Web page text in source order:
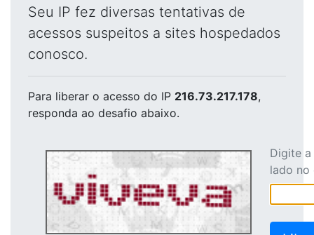
Seu IP fez diversas tentativas de
acessos suspeitos a sites hospedados
conosco.
Para liberar o acesso do IP 216.73.217.178,
responda ao desafio abaixo.
Digite
lado no